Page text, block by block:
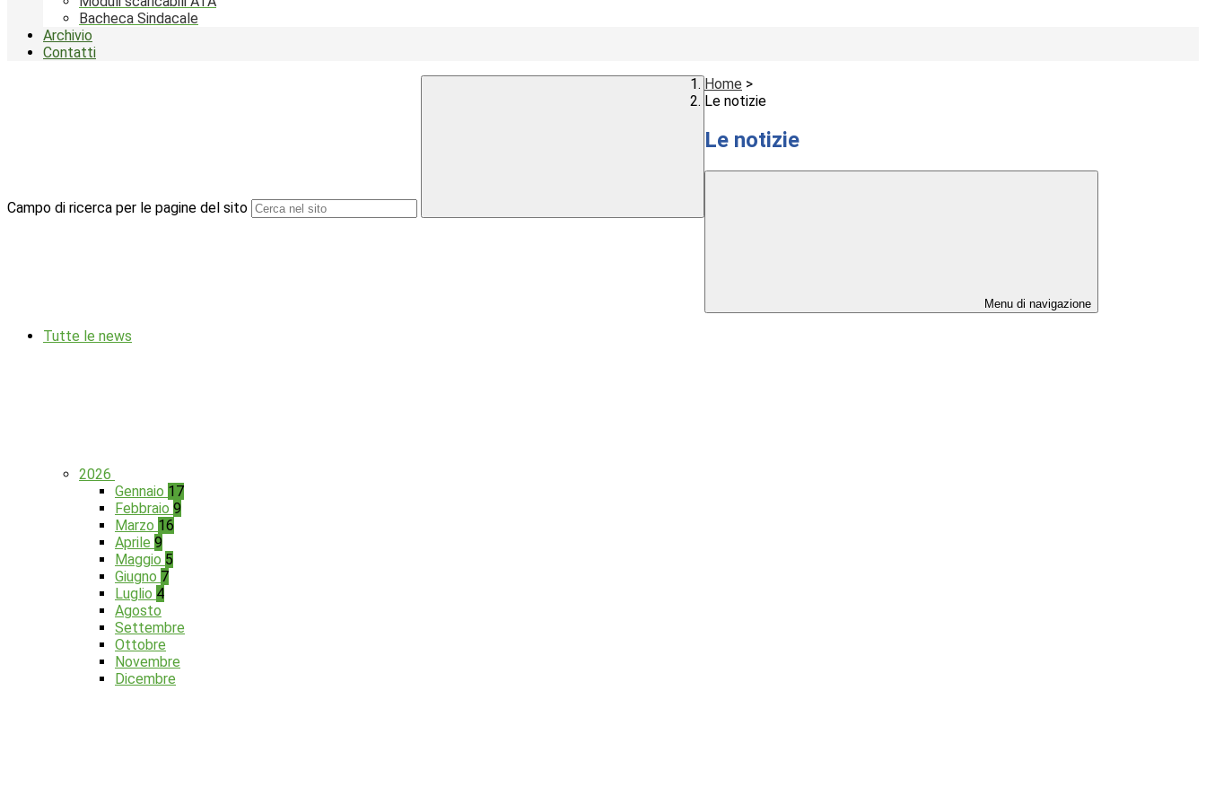
Bacheca Sindacale
Archivio
Contatti
Campo di ricerca per le pagine del sito
Home >
Le notizie
Le notizie
Menu di navigazione
Tutte le news
2026
Gennaio 17
Febbraio 9
Marzo 16
Aprile 9
Maggio 5
Giugno 7
Luglio 4
Agosto
Settembre
Ottobre
Novembre
Dicembre